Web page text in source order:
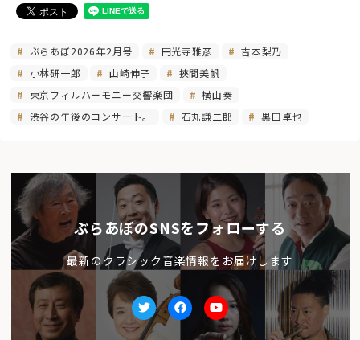
ぶらあぼ2026年2月号 円光寺雅彦
吉本梨乃
小林研一郎
山崎伸子
挾間美帆
東京フィルハーモニー交響楽団
横山奏
渋谷の午後のコンサート。
石丸謙二郎 黒田卓也
ぶらあぼのSNSをフォローする
最新のクラシック音楽情報をお届けします
TwitterfacebookYoutube